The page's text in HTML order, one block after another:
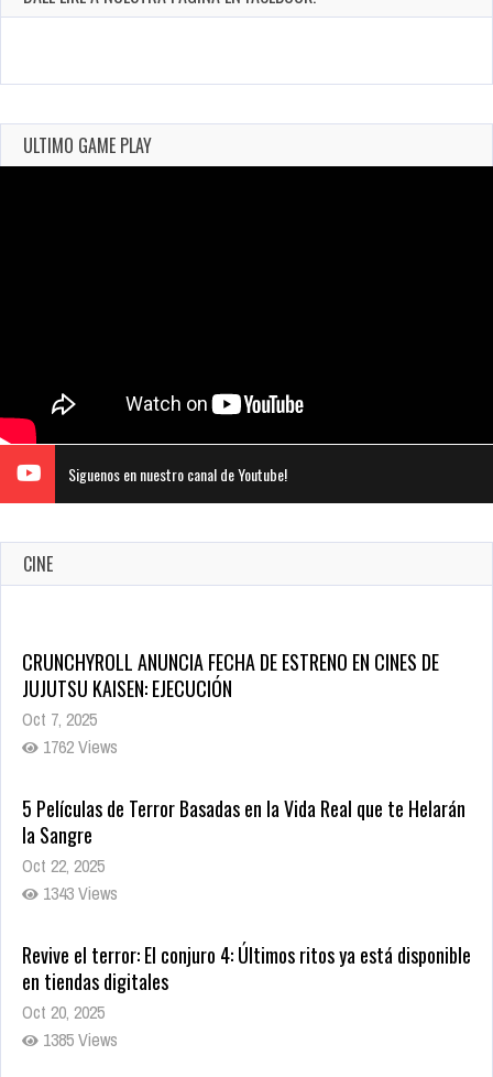
ULTIMO GAME PLAY
Siguenos en nuestro canal de Youtube!
CINE
CRUNCHYROLL ANUNCIA FECHA DE ESTRENO EN CINES DE
JUJUTSU KAISEN: EJECUCIÓN
Oct 7, 2025
1762 Views
5 Películas de Terror Basadas en la Vida Real que te Helarán
la Sangre
Oct 22, 2025
1343 Views
Revive el terror: El conjuro 4: Últimos ritos ya está disponible
en tiendas digitales
Oct 20, 2025
1385 Views